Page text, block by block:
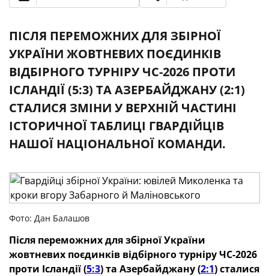
ПІСЛЯ ПЕРЕМОЖНИХ ДЛЯ ЗБІРНОЇ
УКРАЇНИ ЖОВТНЕВИХ ПОЄДИНКІВ
ВІДБІРНОГО ТУРНІРУ ЧС-2026 ПРОТИ
ІСЛАНДІЇ (5:3) ТА АЗЕРБАЙДЖАНУ (2:1)
СТАЛИСЯ ЗМІНИ У ВЕРХНІЙ ЧАСТИНІ
ІСТОРИЧНОЇ ТАБЛИЦІ ГВАРДІЙЦІВ
НАШОЇ НАЦІОНАЛЬНОЇ КОМАНДИ.
Фото: Дан Балашов
Після переможних для збірної України
жовтневих поєдинків відбірного турніру ЧС-2026
проти Ісландії (5:3) та Азербайджану (2:1) сталися